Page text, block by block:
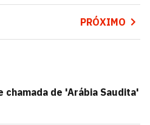
PRÓXIMO
chamada de 'Arábia Saudita'